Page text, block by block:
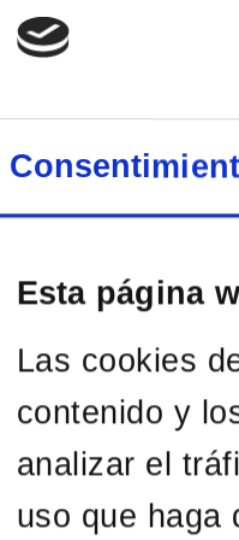
Esta página
Las cookies
contenido y
analizar el
uso que haga
imprescindible
de Salud del
amianto es peligroso
que
como cancerígeno
año mueren en el
Verónica Fernández
la normativa
de seguridad
así como la
de este real
de la autoridad
representante